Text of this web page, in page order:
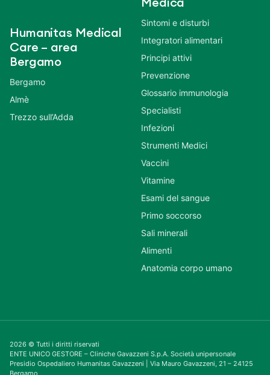
Humanitas Medical
Care – area
Bergamo
Bergamo
Almè
Trezzo sull’Adda
Medica
Sintomi e disturbi
Integratori alimentari
Principi attivi
Prevenzione
Glossario immunologia
Specialisti
Infezioni
Strumenti Medici
Vaccini
Vitamine
Esami del sangue
Primo soccorso
Sali minerali
Alimenti
Anatomia corpo umano
2026 © Tutti i diritti riservati
ENTE UNICO GESTORE – Cliniche Gavazzeni S.p.A. Società unipersonale
Presidio Ospedaliero Humanitas Gavazzeni | Via Mauro Gavazzeni, 21 – 24125
Bergamo